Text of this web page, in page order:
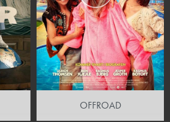
OFFROAD